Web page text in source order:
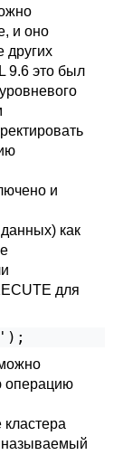
и оно
других
9.6 это был
и
как
для
операцию
кластера
называемый